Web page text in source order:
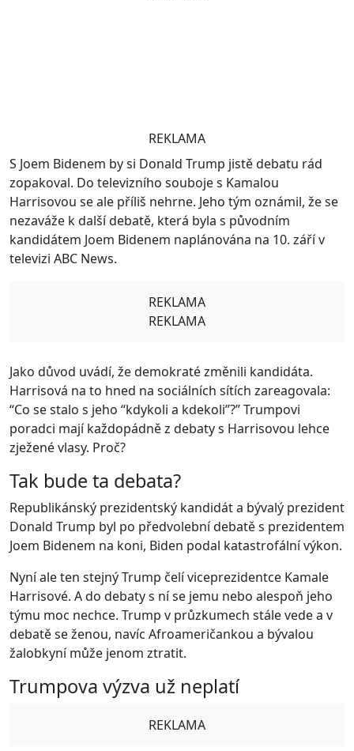
REKLAMA
S Joem Bidenem by si Donald Trump jistě debatu rád
zopakoval. Do televizního souboje s Kamalou
Harrisovou se ale příliš nehrne. Jeho tým oznámil, že se
nezaváže k další debatě, která byla s původním
kandidátem Joem Bidenem naplánována na 10. září v
televizi ABC News.
REKLAMA
REKLAMA
Jako důvod uvádí, že demokraté změnili kandidáta.
Harrisová na to hned na sociálních sítích zareagovala:
“Co se stalo s jeho “kdykoli a kdekoli”?” Trumpovi
poradci mají každopádně z debaty s Harrisovou lehce
zježené vlasy. Proč?
Tak bude ta debata?
Republikánský prezidentský kandidát a bývalý prezident
Donald Trump byl po předvolební debatě s prezidentem
Joem Bidenem na koni, Biden podal katastrofální výkon.
Nyní ale ten stejný Trump čelí viceprezidentce Kamale
Harrisové. A do debaty s ní se jemu nebo alespoň jeho
týmu moc nechce. Trump v průzkumech stále vede a v
debatě se ženou, navíc Afroameričankou a bývalou
žalobkyní může jenom ztratit.
Trumpova výzva už neplatí
REKLAMA